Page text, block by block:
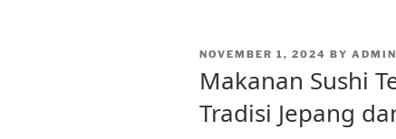
POSTED
NOVEMBER 1, 2024 BY
Makanan Sushi
Tradisi Jepang